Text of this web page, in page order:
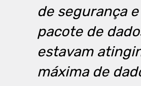
de segurança
pacote de
estavam
máxima de